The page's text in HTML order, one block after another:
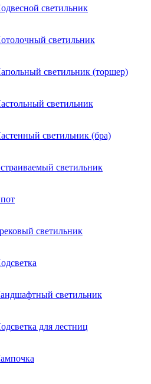
светильник
светильник
светильник (торшер)
светильник
светильник (бра)
светильник
светильник
светильник
для лестниц